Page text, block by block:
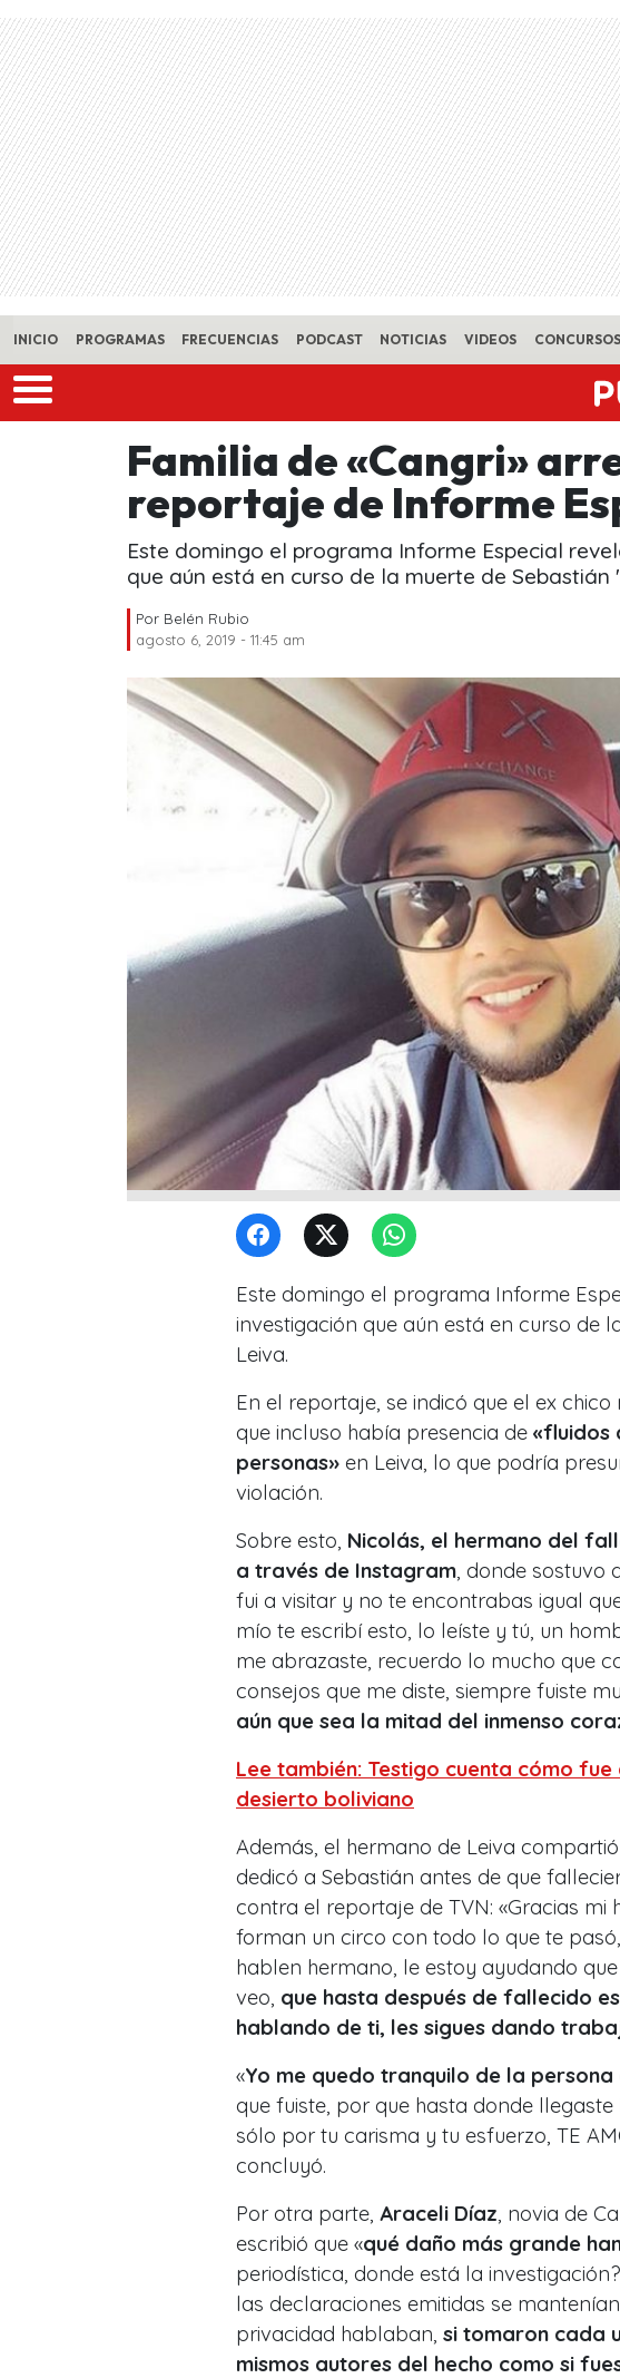
Skip to main content
INICIO PROGRAMAS FRECUENCIAS PODCAST NOTICIAS VIDEOS CONCURSOS
Familia de «Cangri»
reportaje de Informe
Este domingo el programa Informe Especial
que aún está en curso de la muerte de Sebastián
Por Belén Rubio
agosto 6, 2019 - 11:45 am
Este domingo el programa Informe
investigación que aún está en curso de
Leiva.
En el reportaje, se indicó que el ex chico
que incluso había presencia de «fluidos
personas» en Leiva, lo que podría
violación.
Sobre esto, Nicolás, el hermano del
a través de Instagram , donde
fui a visitar y no te encontrabas igual
mío te escribí esto, lo leíste y tú, un
me abrazaste, recuerdo lo mucho que
consejos que me diste, siempre fuiste
aún que sea la mitad del inmenso
Lee también: Testigo cuenta cómo
desierto boliviano
Además, el hermano de Leiva
dedicó a Sebastián antes de que
contra el reportaje de TVN: «Gracias
forman un circo con todo lo que te
hablen hermano, le estoy ayudando
veo, que hasta después de fallecido
hablando de ti, les sigues dando
«Yo me quedo tranquilo de la persona
que fuiste, por que hasta donde llegaste
sólo por tu carisma y tu esfuerzo, TE
concluyó.
Por otra parte, Araceli Díaz , novia de
escribió que «qué daño más grande
periodística, donde está la
las declaraciones emitidas se
privacidad hablaban, si tomaron cada
mismos autores del hecho como si